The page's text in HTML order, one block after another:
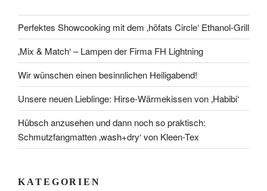
Perfektes Showcooking mit dem ‚höfats Circle‘ Ethanol-Grill
‚Mix & Match‘ – Lampen der Firma FH Lightning
Wir wünschen einen besinnlichen Heiligabend!
Unsere neuen Lieblinge: Hirse-Wärmekissen von ‚Habibi‘
Hübsch anzusehen und dann noch so praktisch:
Schmutzfangmatten ‚wash+dry‘ von Kleen-Tex
KATEGORIEN